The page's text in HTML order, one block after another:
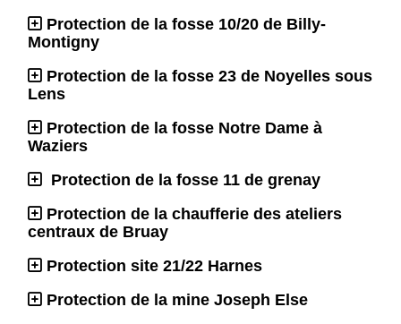
Protection de la fosse 10/20 de Billy-
Montigny
Protection de la fosse 23 de Noyelles sous
Lens
Protection de la fosse Notre Dame à
Waziers
Protection de la fosse 11 de grenay
Protection de la chaufferie des ateliers
centraux de Bruay
Protection site 21/22 Harnes
Protection de la mine Joseph Else